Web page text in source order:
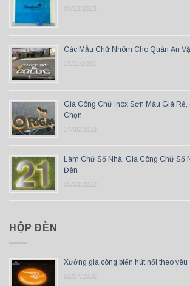
09/02/2023
Các Mẫu Chữ Nhôm Cho Quán Ăn
15/11/2023
Gia Công Chữ Inox Sơn Màu Giá
Chọn
14/06/2023
Làm Chữ Số Nhà, Gia Công Chữ Số
Đèn
05/03/2022
HỘP ĐÈN
Xưởng gia công biển hút nổi theo yêu
02/07/2026